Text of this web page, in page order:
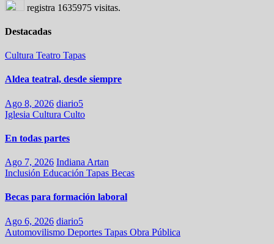
registra 1635975 visitas.
Destacadas
Cultura Teatro Tapas
Aldea teatral, desde siempre
Ago 8, 2026 diario5
Iglesia Cultura Culto
En todas partes
Ago 7, 2026 Indiana Artan
Inclusión Educación Tapas Becas
Becas para formación laboral
Ago 6, 2026 diario5
Automovilismo Deportes Tapas Obra Pública